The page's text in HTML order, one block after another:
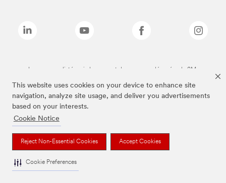
This website uses cookies on your device to enhance site
navigation, analyze site usage, and deliver you advertisements
based on your interests.
Cookie Notice
Reject Non-Essential Cookies Accept Cookies
Cookie Preferences
Les marques listées ci-dessus sont des marques déposées de 3M.